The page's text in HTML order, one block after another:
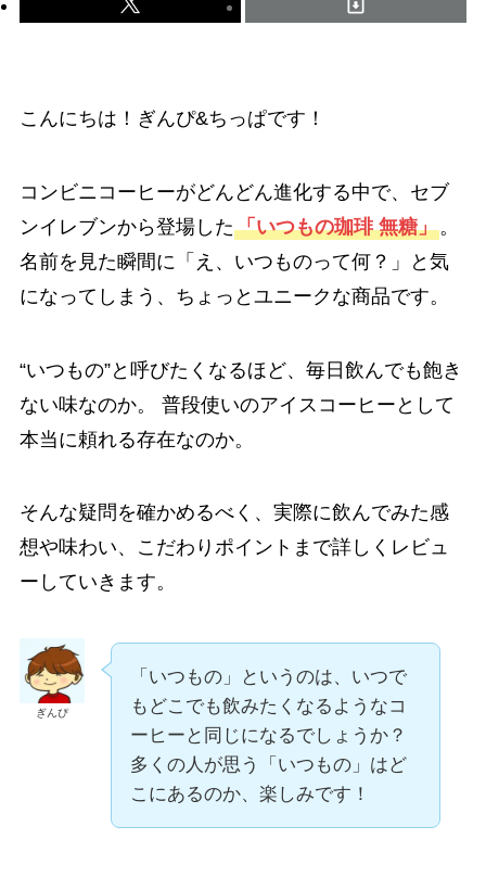
こんにちは！ぎんぴ&ちっぱです！
コンビニコーヒーがどんどん進化する中で、セブ
ンイレブンから登場した「いつもの珈琲 無糖」。
名前を見た瞬間に「え、いつものって何？」と気
になってしまう、ちょっとユニークな商品です。
“いつもの”と呼びたくなるほど、毎日飲んでも飽き
ない味なのか。 普段使いのアイスコーヒーとして
本当に頼れる存在なのか。
そんな疑問を確かめるべく、実際に飲んでみた感
想や味わい、こだわりポイントまで詳しくレビュ
ーしていきます。
ぎんぴ
「いつもの」というのは、いつで
もどこでも飲みたくなるようなコ
ーヒーと同じになるでしょうか？
多くの人が思う「いつもの」はど
こにあるのか、楽しみです！